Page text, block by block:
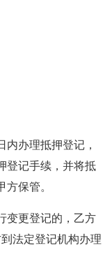
内办理抵押登记，
登记手续，并将抵
保管。
变更登记的，乙方
法定登记机构办理